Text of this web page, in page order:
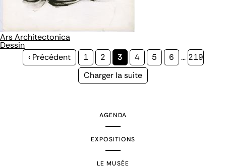
Ars Architectonica
Dessin
Page
‹ Précédent Page
1 Page
2
Page
courante
3 Page
4 Page
5 Page
6 … Page
219
Page
Charger la suite
AGENDA
EXPOSITIONS
LE MUSÉE